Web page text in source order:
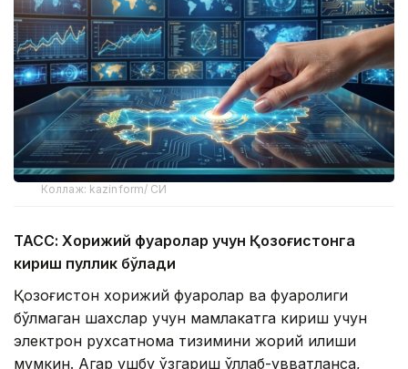
Коллаж: kazinform/ СИ
ТАСС: Хорижий фуқаролар учун Қозоғистонга
кириш пуллик бўлади
Қозоғистон хорижий фуқаролар ва фуқаролиги
бўлмаган шахслар учун мамлакатга кириш учун
электрон рухсатнома тизимини жорий қилиши
мумкин. Агар ушбу ўзгариш қўллаб-қувватланса,